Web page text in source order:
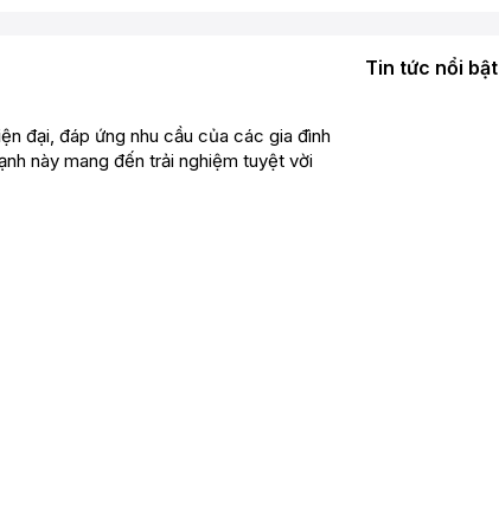
đại, đáp ứng nhu cầu của các gia đình
này mang đến trải nghiệm tuyệt vời
Tin tức nổi bật